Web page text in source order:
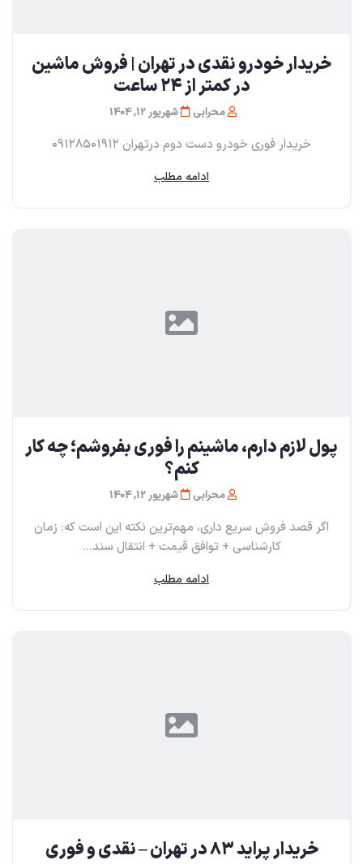
خریدار خودرو نقدی در تهران | فروش ماشین
در کمتر از ۲۴ ساعت
محرابی شهریور 12, 1404
خریدار فوری خودرو دست دوم در‌تهران ۰۹۱۲۸۵۰۱۹۱۲
ادامه مطلب
پول لازم دارم، ماشینم را فوری بفروشم؛ چه کار
کنم؟
محرابی شهریور 12, 1404
اگر قصد فروش سریع داری، مهم‌ترین نکته این است که: زمان
کارشناسی + توافق قیمت + انتقال سند...
ادامه مطلب
خریدار پراید ۸۳ در تهران – نقدی و فوری